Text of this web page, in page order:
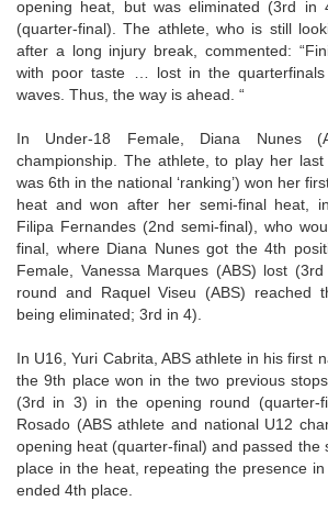
opening heat, but was eliminated (3rd in
(quarter-final). The athlete, who is still
after a long injury break, commented:
with poor taste … lost in the
waves. Thus, the way is ahead. “
In Under-18 Female, Diana Nunes
championship. The athlete, to play her
was 6th in the national ‘ranking’) won her
heat and won after her semi-final heat,
Filipa Fernandes (2nd semi-final), who
final, where Diana Nunes got the 4th
Female, Vanessa Marques (ABS) lost
round and Raquel Viseu (ABS) reached
being eliminated; 3rd in 4).
In U16, Yuri Cabrita, ABS athlete in his first
the 9th place won in the two previous
(3rd in 3) in the opening round (quarter-
Rosado (ABS athlete and national U12
opening heat (quarter-final) and passed the
place in the heat, repeating the presence
ended 4th place.